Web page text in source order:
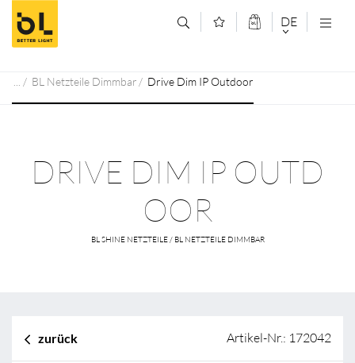
Zum Inhalt springen (Alt+0)
Zum Hauptmenü springen (Alt+1) DE
DEUTSCH
BL Netzteile Dimmbar Drive Dim IP Outdoor
DRIVE DIM IP OUTD
OOR
BL SHINE NETZTEILE / BL NETZTEILE DIMMBAR
zurück Artikel-Nr.: 172042